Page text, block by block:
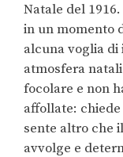
Natale del
in un momento
alcuna voglia
atmosfera
focolare e non
affollate:
sente altro che
avvolge e